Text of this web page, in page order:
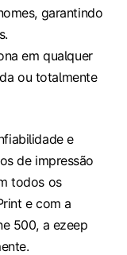
garantindo
em qualquer
ou totalmente
e
de impressão
todos os
e com a
500, a ezeep